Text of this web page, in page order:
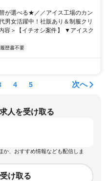
が選べる★／／アイス工場のカン
女活躍中！社販あり＆制服クリ
容＞【イチオシ案件】 ▼アイスク
履歴書不要
4 5 次へ
人を受け取る
か、おすすめ情報なども配信しま
け取る